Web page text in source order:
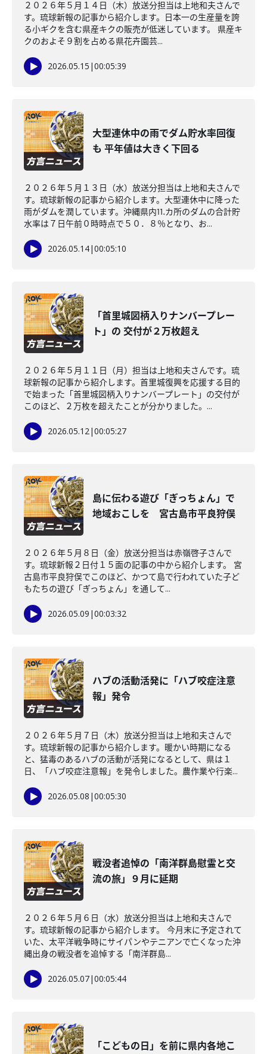
２０２６年５月１４日（木）放送分担当は上地和夫さんで
す。琉球新報の記事から紹介します。日本一の生産量を誇
る小ギクを含む県産キクの販売が低迷しています。 県産キ
クのおよそ９割を占める県花卉園芸...
2026.05.15 |00:05:39
大型連休中の雨でダム貯水率回復
も 平年値は大きく下回る
２０２６年５月１３日（水）放送分担当は上地和夫さんで
す。琉球新報の記事から紹介します。大型連休中に降った
雨がダムを潤しています。沖縄県内⒒カ所のダムの合計貯
水率は７日午前０時時点で５０．８％となり、お...
2026.05.14|00:05:10
「首里城図柄入りナンバープレー
ト」の 交付が２万枚超え
２０２６年５月１１日（月）担当は上地和夫さんです。琉
球新報の記事から紹介します。首里城復興を応援する目的
で始まった「首里城図柄入りナンバープレート」の交付が
このほど、２万枚を超えたことが分かりました。...
2026.05.12|00:05:27
島に伝わる遊び「ぎっちょん」で
地域おこしを 宮古島市平良狩俣
２０２６年５月８日（金）放送分担当は赤嶺啓子さんで
す。琉球新報２日付１５面の記事の中から紹介します。 宮
古島市平良狩俣でこのほど、かつて島で行われていた子ど
もたちの遊び「ぎっちょん」を通して...
2026.05.09 |00:03:32
ハブの活動活発に「ハブ咬症注意
報」発令
２０２６年５月７日（木）放送分担当は上地和夫さんで
す。琉球新報の記事から紹介します。暖かい時期になる
と、猛毒のあるハブの活動が活発になるとして、県は１
日、「ハブ咬症注意報」を発令しました。農作業や行楽...
2026.05.08 |00:05:30
戦没者追悼の「南洋群島慰霊と交
流の旅」９月に延期
２０２６年５月６日（水）放送分担当は上地和夫さんで
す。琉球新報の記事から紹介します。 今月末に予定されて
いた、太平洋戦争時にサイパンやテニアンで亡くなった沖
縄出身の戦没者を追悼する「南洋群島...
2026.05.07|00:05:44
「こどもの日」を前に県内各地こ